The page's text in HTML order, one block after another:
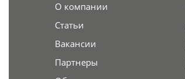
О компании
Статьи
Вакансии
Партнеры